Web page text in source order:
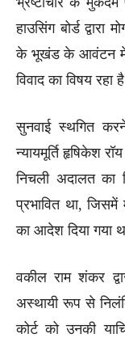
हाउसिंग बोर्ड
के भूखंड के आवंटन में
विवाद का विषय रहा
सुनवाई स्थगित
न्यायमूर्ति हृषिकेश
निचली अदालत का
प्रभावित था,
का आदेश दिया गया
वकील राम शंकर
अस्थायी रूप से
कोर्ट को उनकी